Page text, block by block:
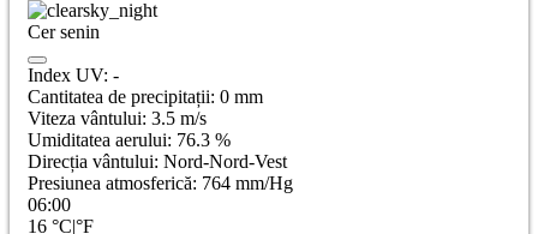
Cer senin
Index UV: -
Cantitatea de precipitații: 0 mm
Viteza vântului: 3.5 m/s
Umiditatea aerului: 76.3 %
Direcția vântului: Nord-Nord-Vest
Presiunea atmosferică: 764 mm/Hg
06:00
16 °C|°F